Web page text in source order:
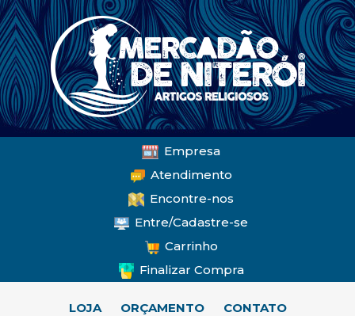
Empresa
Atendimento
Encontre-nos
Entre/Cadastre-se
Carrinho
Finalizar Compra
LOJA ORÇAMENTO CONTATO